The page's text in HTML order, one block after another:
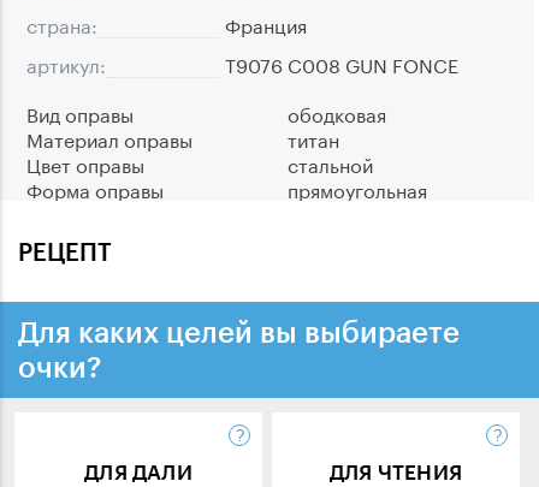
страна:
Франция
артикул:
T9076 C008 GUN FONCE
Вид оправы
ободковая
Материал оправы
титан
Цвет оправы
стальной
Форма оправы
прямоугольная
РЕЦЕПТ
Для каких целей вы выбираете
очки?
ДЛЯ ДАЛИ ДЛЯ ЧТЕНИЯ